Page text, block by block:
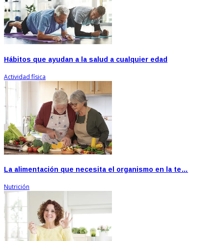
Hábitos que ayudan a la salud a cualquier edad
Actividad física
La alimentación que necesita el organismo en la te…
Nutrición